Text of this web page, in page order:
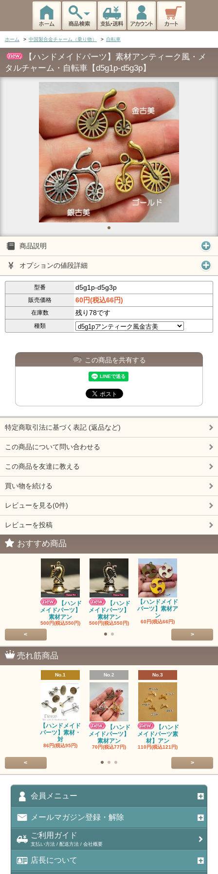
ホーム > 中国製合金チャーム（乗り物） > 自転車
【ハンドメイドパーツ】素材アンティーク風・メ
タルチャーム・自転車【d5g1p-d5g3p】
商品説明
オプションの値段詳細
型番 d5g1p-d5g3p
販売価格 60円(税込66円)
在庫数 残り78です
種類
この商品を共有する
特定商取引法に基づく表記 (返品など)
この商品について問い合わせる
この商品を友達に教える
買い物を続ける
レビューを見る(0件)
レビューを投稿
おすすめ商品
【ハンド
メイドパーツ】
素材アン
500円(税込550円)
【ハンド
メイドパーツ】
素材アン
500円(税込550円)
【ハンドメイド
パーツ】素材ア
ン
60円(税込66円)
< >
売れ筋商品
No.1
【ハンドメイド
パーツ】素材・
対
86円(税込95円)
No.2
【ハンド
メイドパーツ】
素材アン
70円(税込77円)
No.3
【ハンド
メイドパーツ素
材】アン
110円(税込121円)
< >
会員メニュー
メールマガジン登録・解除
ご利用ガイド
支払い方法 / 配送方法 / 会社概要
店長について